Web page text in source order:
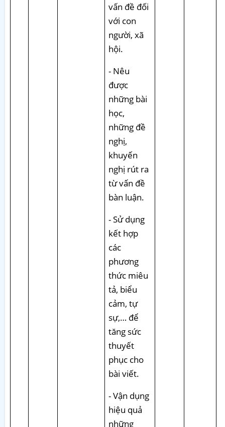
vấn đề đối
với con
người, xã
hội.
- Nêu
được
những bài
học,
những đề
nghị,
khuyến
nghị rút ra
từ vấn đề
bàn luận.
- Sử dụng
kết hợp
các
phương
thức miêu
tả, biểu
cảm, tự
sự,… để
tăng sức
thuyết
phục cho
bài viết.
- Vận dụng
hiệu quả
những